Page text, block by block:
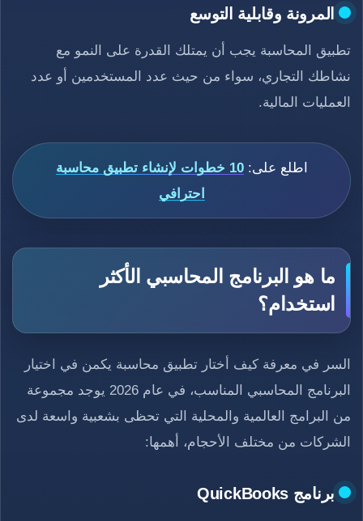
المرونة وقابلية التوسع
تطبيق المحاسبة يجب أن يمتلك القدرة على النمو مع
نشاطك التجاري، سواء من حيث عدد المستخدمين أو عدد
العمليات المالية.
اطلع على:
10 خطوات لإنشاء تطبيق محاسبة
احترافي
ما هو البرنامج المحاسبي الأكثر
استخدام؟
السر في معرفة كيف أختار تطبيق محاسبة يكمن في اختيار
البرنامج المحاسبي المناسب، في عام 2026 يوجد مجموعة
من البرامج العالمية والمحلية التي تحظى بشعبية واسعة لدى
الشركات من مختلف الأحجام، أهمها:
برنامج QuickBooks